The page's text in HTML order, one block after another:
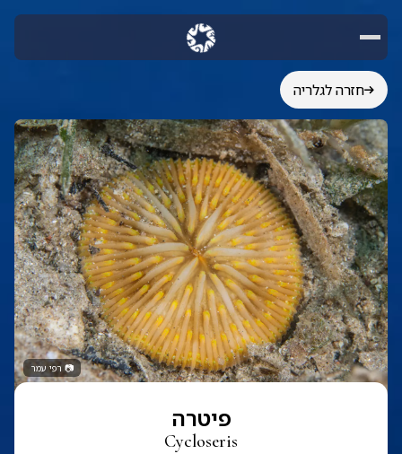
חזרה לגלריה
📷 רפי עמר
פיטרה
Cycloseris